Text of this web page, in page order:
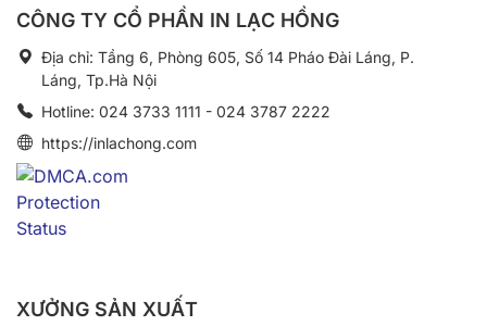
CÔNG TY CỔ PHẦN IN LẠC HỒNG
Địa chỉ: Tầng 6, Phòng 605, Số 14 Pháo Đài Láng, P.
Láng, Tp.Hà Nội
Hotline: 024 3733 1111 - 024 3787 2222
https://inlachong.com
XƯỞNG SẢN XUẤT